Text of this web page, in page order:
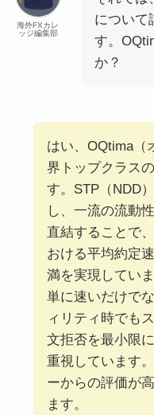
海外FXカレ
ッジ編集部
について
す。
か？
はい、OQtima（
界トップクラス
す。STP（NDD
し、一流の流動
直結することで
おける平均約定
満を実現していま
単に速いだけで
ィリティ時でも
文拒否を最小限
重視しています
ーからの評価が
ます。